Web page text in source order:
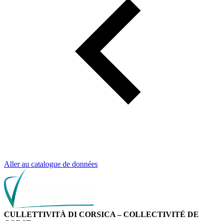
Aller au catalogue de données
CULLETTIVITÀ DI CORSICA – COLLECTIVITÉ DE